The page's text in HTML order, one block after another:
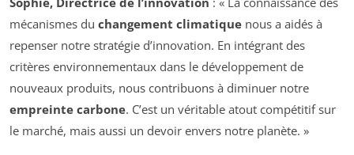
mécanismes du changement climatique nous a aidés à
repenser notre stratégie d’innovation. En intégrant des
critères environnementaux dans le développement de
nouveaux produits, nous contribuons à diminuer notre
empreinte carbone. C’est un véritable atout compétitif sur
le marché, mais aussi un devoir envers notre planète. »